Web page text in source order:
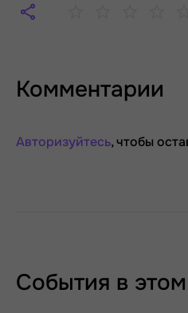
Комментарии
Авторизуйтесь, чтобы
События в